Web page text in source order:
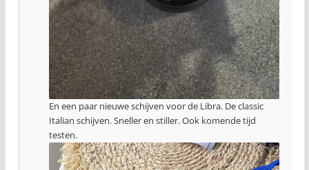
En een paar nieuwe schijven voor de Libra. De classic
Italian schijven. Sneller en stiller. Ook komende tijd
testen.